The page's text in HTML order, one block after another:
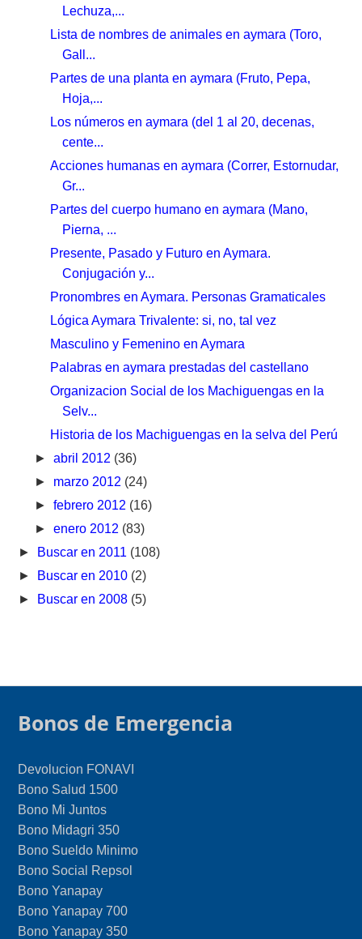
Lechuza,...
Lista de nombres de animales en aymara (Toro,
Gall...
Partes de una planta en aymara (Fruto, Pepa,
Hoja,...
Los números en aymara (del 1 al 20, decenas,
cente...
Acciones humanas en aymara (Correr, Estornudar,
Gr...
Partes del cuerpo humano en aymara (Mano,
Pierna, ...
Presente, Pasado y Futuro en Aymara.
Conjugación y...
Pronombres en Aymara. Personas Gramaticales
Lógica Aymara Trivalente: si, no, tal vez
Masculino y Femenino en Aymara
Palabras en aymara prestadas del castellano
Organizacion Social de los Machiguengas en la
Selv...
Historia de los Machiguengas en la selva del Perú
► abril 2012 (36)
► marzo 2012 (24)
► febrero 2012 (16)
► enero 2012 (83)
► Buscar en 2011 (108)
► Buscar en 2010 (2)
► Buscar en 2008 (5)
Bonos de Emergencia
Devolucion FONAVI
Bono Salud 1500
Bono Mi Juntos
Bono Midagri 350
Bono Sueldo Minimo
Bono Social Repsol
Bono Yanapay
Bono Yanapay 700
Bono Yanapay 350